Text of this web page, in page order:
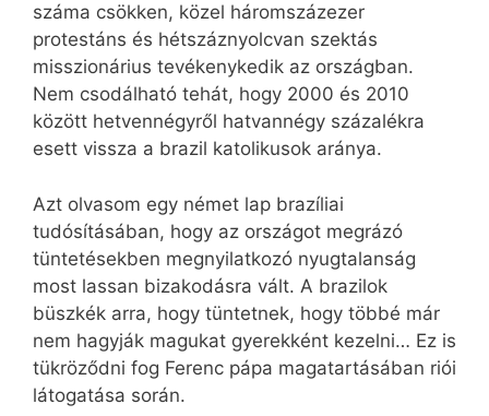
száma csökken, közel háromszázezer
protestáns és hétszáznyolcvan szektás
misszionárius tevékenykedik az országban.
Nem csodálható tehát, hogy 2000 és 2010
között hetvennégyről hatvannégy százalékra
esett vissza a brazil katolikusok aránya.
Azt olvasom egy német lap brazíliai
tudósításában, hogy az országot megrázó
tüntetésekben megnyilatkozó nyugtalanság
most lassan bizakodásra vált. A brazilok
büszkék arra, hogy tüntetnek, hogy többé már
nem hagyják magukat gyerekként kezelni… Ez is
tükröződni fog Ferenc pápa magatartásában riói
látogatása során.